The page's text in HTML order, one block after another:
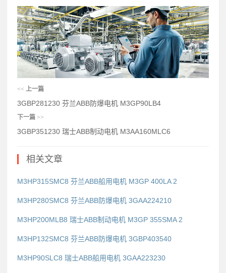
<< 上一篇
3GBP281230 芬兰ABB防爆电机 M3GP90LB4
下一篇 >>
3GBP351230 瑞士ABB制动电机 M3AA160MLC6
相关文章
M3HP315SMC8 芬兰ABB船用电机 M3GP 400LA 2
M3HP280SMC8 芬兰ABB防爆电机 3GAA224210
M3HP200MLB8 瑞士ABB制动电机 M3GP 355SMA 2
M3HP132SMC8 芬兰ABB防爆电机 3GBP403540
M3HP90SLC8 瑞士ABB船用电机 3GAA223230